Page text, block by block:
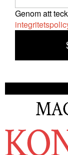
Genom att